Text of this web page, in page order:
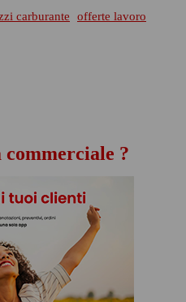
carburante
offerte lavoro
?